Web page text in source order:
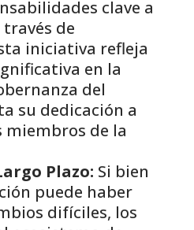
clave a
de
iniciativa refleja
en la
del
su dedicación a
miembros de la
Plazo: Si bien
puede haber
difíciles, los